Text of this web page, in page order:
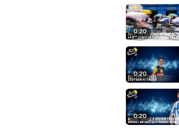
0:20
0:20
0:20